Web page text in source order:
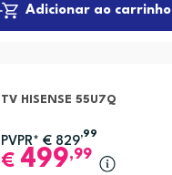
Adicionar ao carrinho
TV HISENSE 55U7Q
PVPR* € 829
,99
€ 499,99